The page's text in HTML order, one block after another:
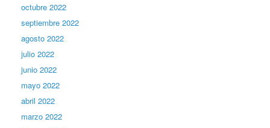
octubre 2022
septiembre 2022
agosto 2022
julio 2022
junio 2022
mayo 2022
abril 2022
marzo 2022